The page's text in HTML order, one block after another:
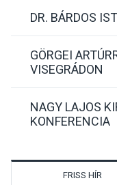
DR. BÁRDOS
GÖRGEI
VISEGRÁDON
NAGY LAJOS
KONFERENCIA
FRISS HÍR